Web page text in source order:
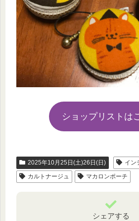
ショップリストは
2025年10月25日(土)26日(日)
イン
カルトナージュ
マカロンポーチ
シェアする